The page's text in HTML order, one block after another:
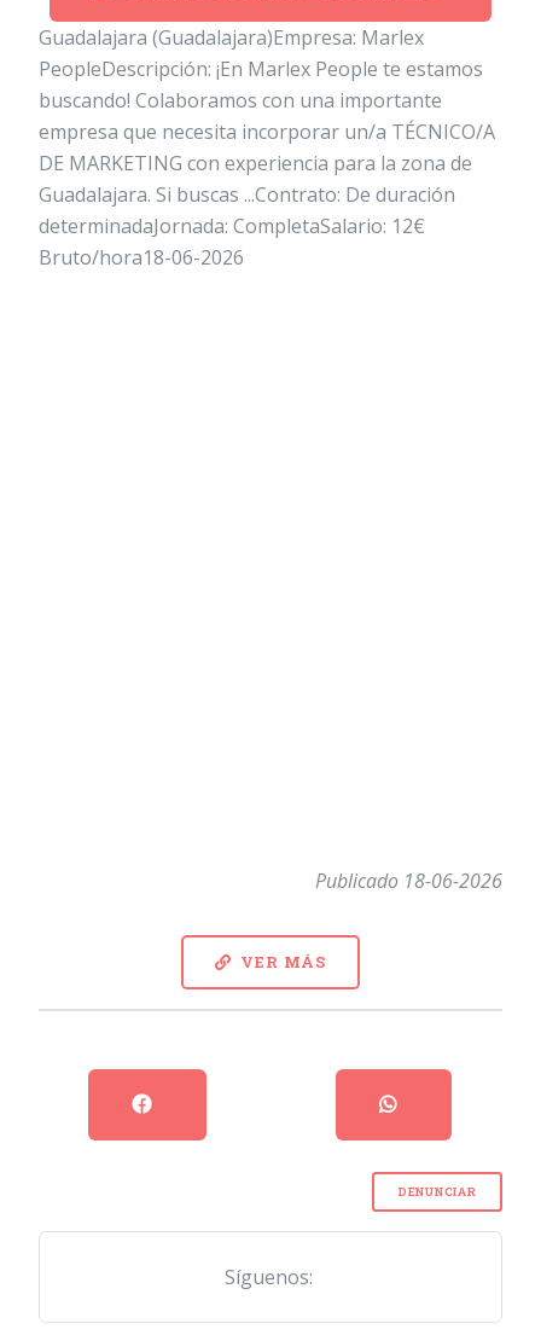
Guadalajara (Guadalajara)Empresa: Marlex
PeopleDescripción: ¡En Marlex People te estamos
buscando! Colaboramos con una importante
empresa que necesita incorporar un/a TÉCNICO/A
DE MARKETING con experiencia para la zona de
Guadalajara. Si buscas ...Contrato: De duración
determinadaJornada: CompletaSalario: 12€
Bruto/hora18-06-2026
Publicado 18-06-2026
VER MÁS
DENUNCIAR
Síguenos: